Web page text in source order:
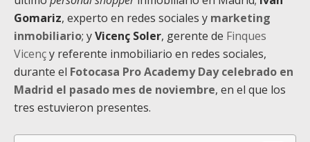
Gomariz, experto en redes sociales y marketing
inmobiliario; yVicenç Soler, gerente de Finques
Vicençy referente inmobiliario en redes sociales,
durante el Fotocasa Pro Academy Day celebrado en
Madrid el pasado mes de noviembre, en el que los
tres estuvieron presentes.